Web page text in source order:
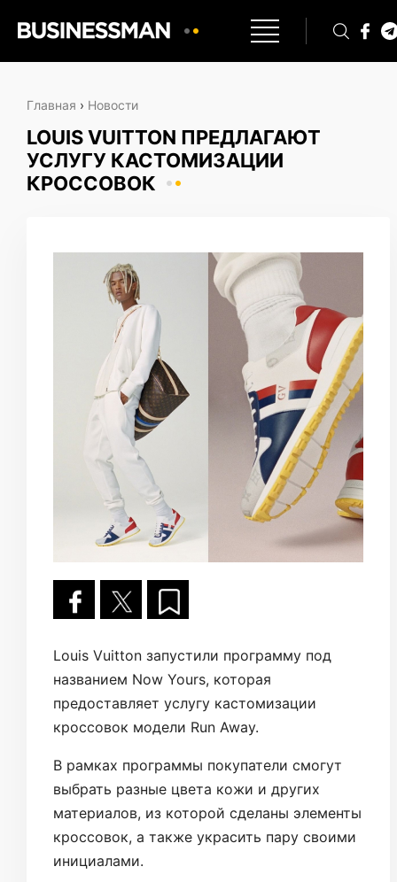
Главная › Новости
LOUIS VUITTON ПРЕДЛАГАЮТ
УСЛУГУ КАСТОМИЗАЦИИ
КРОССОВОК
Louis Vuitton запустили программу под
названием Now Yours, которая
предоставляет услугу кастомизации
кроссовок модели Run Away.
В рамках программы покупатели смогут
выбрать разные цвета кожи и других
материалов, из которой сделаны элементы
кроссовок, а также украсить пару своими
инициалами.